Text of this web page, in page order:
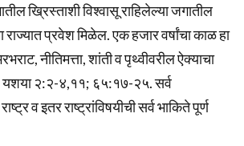
ख्रिस्ताशी विश्वासू राहिलेल्या जगातील
प्रवेश मिळेल. एक हजार वर्षांचा काळ हा
नीतिमत्ता, शांती व पृथ्वीवरील ऐक्याचा
२:२-४,११; ६५:१७-२५. सर्व
व इतर राष्ट्रांविषयीची सर्व भाकिते पूर्ण